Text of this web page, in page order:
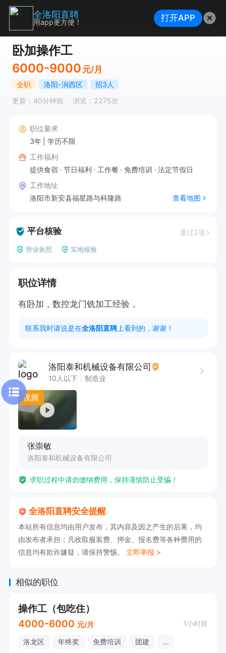
卧加操作工
6000-9000 元/月
全职 洛阳-涧西区
招3人
更新：40分钟前
浏览：2275次
职位要求
3年
学历不限
工作福利
提供食宿
节日福利 工作餐 免费培训
法定节假日
工作地址
洛阳市新安县福星路与科隆路
查看地图
平台核验 通过2项
营业执照 实地核验
职位详情
有卧加，数控龙门铣加工经验，
联系我时请说是在全洛阳直聘 上看到的，谢谢！
洛阳泰和机械设备有限公司
10人以下 制造业
视频
张崇敏
洛阳泰和机械设备有限公司
求职过程中请勿缴纳费用，保持谨慎防止受骗！
全洛阳直聘安全提醒
本站所有信息均由用户发布，其内容及因之产生的后果，均
由发布者承担；凡收取服装费、押金、报名费等各种费用的
信息均有欺诈嫌疑，请保持警惕。 立即举报 >
相似的职位
操作工（包吃住）
4000-6000 元/月 1小时前
洛龙区 年终奖 免费培训 团建 ...
全洛阳直聘
用app更方便！ 打开APP